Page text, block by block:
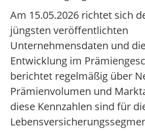
Am 15.05.2026 richtet sich
jüngsten veröffentlichten
Unternehmensdaten und
Entwicklung im
berichtet regelmäßig über
Prämienvolumen und
diese Kennzahlen sind für